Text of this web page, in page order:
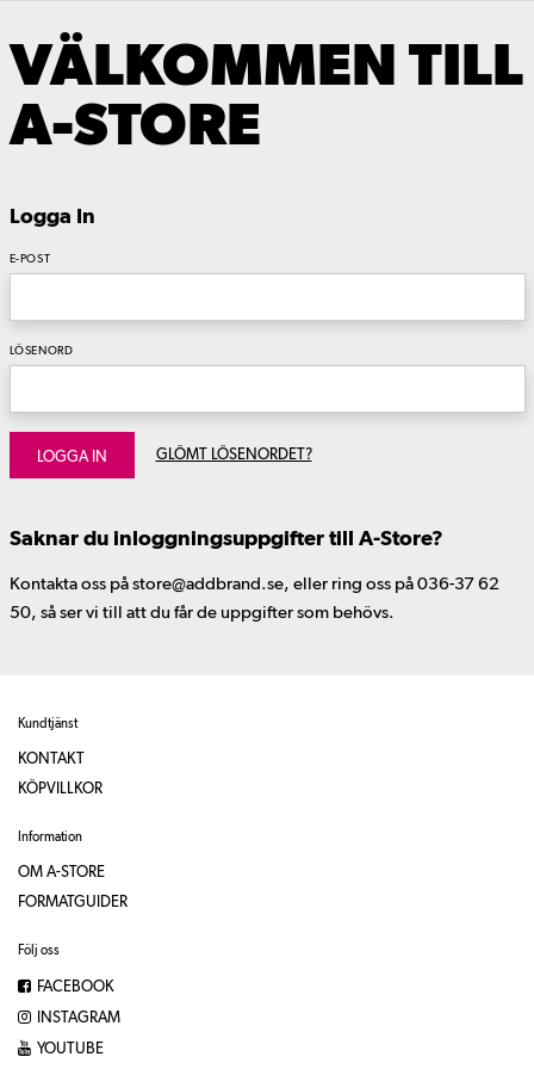
VÄLKOMMEN TILL
A-STORE
Logga In
E-POST
LÖSENORD
LOGGA IN GLÖMT LÖSENORDET?
Saknar du inloggningsuppgifter till A-Store?
Kontakta oss på store@addbrand.se, eller ring oss på 036-37 62
50, så ser vi till att du får de uppgifter som behövs.
Kundtjänst
KONTAKT
KÖPVILLKOR
Information
OM A-STORE
FORMATGUIDER
Följ oss
FACEBOOK
INSTAGRAM
YOUTUBE